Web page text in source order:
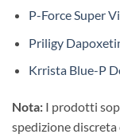
P-Force Super
Priligy
Krrista Blue-P
Nota: I prodotti
spedizione discreta